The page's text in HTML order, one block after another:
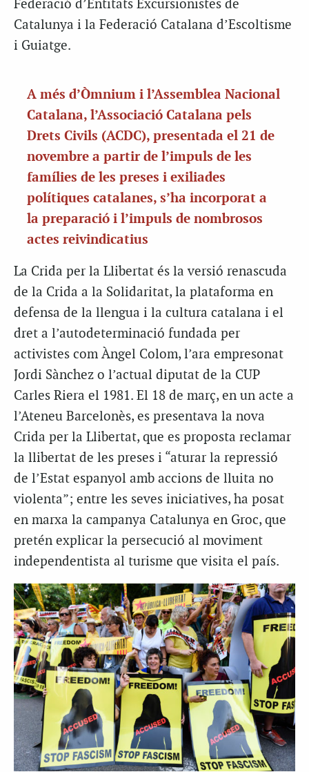
Federació d’Entitats Excursionistes de
Catalunya i la Federació Catalana d’Escoltisme
i Guiatge.
A més d’Òmnium i l’Assemblea Nacional
Catalana, l’Associació Catalana pels
Drets Civils (ACDC), presentada el 21 de
novembre a partir de l’impuls de les
famílies de les preses i exiliades
polítiques catalanes, s’ha incorporat a
la preparació i l’impuls de nombrosos
actes reivindicatius
La Crida per la Llibertat és la versió renascuda
de la Crida a la Solidaritat, la plataforma en
defensa de la llengua i la cultura catalana i el
dret a l’autodeterminació fundada per
activistes com Àngel Colom, l’ara empresonat
Jordi Sànchez o l’actual diputat de la CUP
Carles Riera el 1981. El 18 de març, en un acte a
l’Ateneu Barcelonès, es presentava la nova
Crida per la Llibertat, que es proposta reclamar
la llibertat de les preses i “aturar la repressió
de l’Estat espanyol amb accions de lluita no
violenta”; entre les seves iniciatives, ha posat
en marxa la campanya Catalunya en Groc, que
pretén explicar la persecució al moviment
independentista al turisme que visita el país.